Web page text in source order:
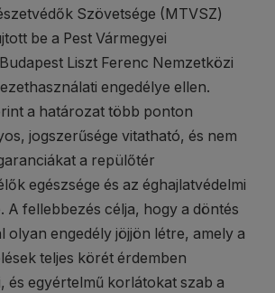
Szövetsége (MTVSZ)
be a Pest Vármegyei
Liszt Ferenc Nemzetközi
engedélye ellen.
a határozat több ponton
jogszerűsége vitatható, és nem
a repülőtér
egészsége és az éghajlatvédelmi
A fellebbezés célja, hogy a döntés
olyan engedély jöjjön létre, amely a
teljes körét érdemben
és egyértelmű korlátokat szab a